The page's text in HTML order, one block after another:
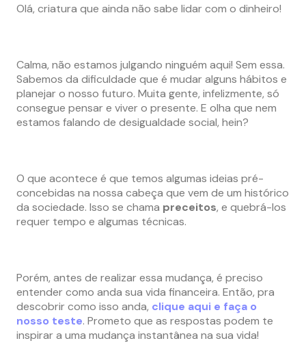
Olá, criatura que ainda não sabe lidar com o dinheiro!
Calma, não estamos julgando ninguém aqui! Sem essa.
Sabemos da dificuldade que é mudar alguns hábitos e
planejar o nosso futuro. Muita gente, infelizmente, só
consegue pensar e viver o presente. E olha que nem
estamos falando de desigualdade social, hein?
O que acontece é que temos algumas ideias pré-
concebidas na nossa cabeça que vem de um histórico
da sociedade. Isso se chama preceitos, e quebrá-los
requer tempo e algumas técnicas.
Porém, antes de realizar essa mudança, é preciso
entender como anda sua vida financeira. Então, pra
descobrir como isso anda, clique aqui e faça o
nosso teste. Prometo que as respostas podem te
inspirar a uma mudança instantânea na sua vida!